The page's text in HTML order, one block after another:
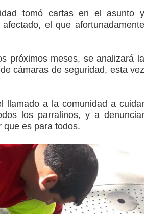
especial para celebrar el
millones
de ramas cerca de carpas
tomó cartas en el asunto y
el que afortunadamente
próximos meses, se analizará la
cámaras de seguridad, esta vez
llamado a la comunidad a cuidar
los parralinos, y a denunciar
que es para todos.